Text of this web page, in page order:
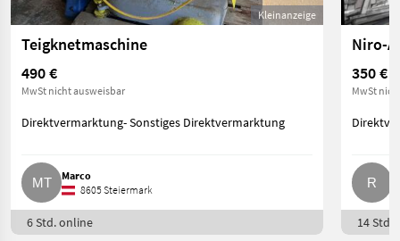
Kleinanzeige
Teigknetmaschine
490 €
MwSt nicht ausweisbar
Direktvermarktung- Sonstiges Direktvermarktung
Marco
8605 Steiermark
6 Std. online
Niro-
350 €
MwSt
14 Std.